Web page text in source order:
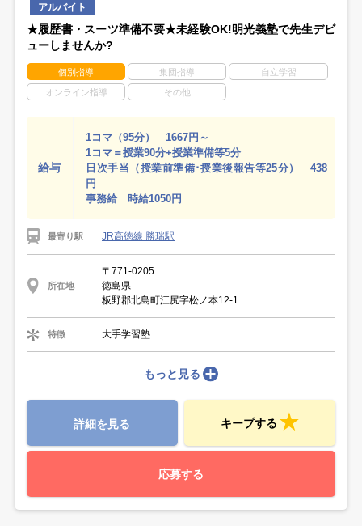
アルバイト
★履歴書・スーツ準備不要★未経験OK!明光義塾で先生デビ
ューしませんか?
個別指導 集団指導 自立学習
オンライン指導 その他
給与
1コマ（95分） 1667円～
1コマ＝授業90分+授業準備等5分
日次手当（授業前準備･授業後報告等25分） 438
円
事務給 時給1050円
最寄り駅 JR高徳線 勝瑞駅
所在地
〒771-0205
徳島県
板野郡北島町江尻字松ノ本12‐1
特徴 大手学習塾
もっと見る
詳細を見る キープする
応募する